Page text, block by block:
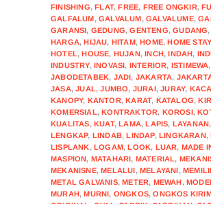
FINISHING,FLAT,FREE, FREE ONGKIR,
GALFALUM,GALVALUM,GALVALUME,
GARANSI, GEDUNG,GENTENG,GUDANG,
HARGA,HIJAU, HITAM,HOME,HOME STAY
HOTEL,HOUSE, HUJAN,INCH,INDAH,
INDUSTRY,INOVASI, INTERIOR, ISTIMEWA,
JABODETABEK, JADI, JAKARTA,
JASA,JUAL,JUMBO, JURAI,JURAY, KACA
KANOPY, KANTOR,KARAT, KATALOG,
KOMERSIAL,KONTRAKTOR, KOROSI,
KUALITAS,KUAT,LAMA,LAPIS, LAYANAN,
LENGKAP, LINDAB,LINDAP,LINGKARAN,
LISPLANK,LOGAM,LOOK, LUAR, MADE
MASPION, MATAHARI, MATERIAL,
MEKANISNE,MELALUI,MELAYANI,
METAL GALVANIS,METER, MEWAH,
MURAH,MURNI, ONGKOS,ONGKOS